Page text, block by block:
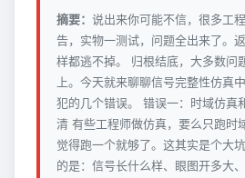
摘要： 说出来你可能不信，很多工
告，实物一测试，问题全出来了。
样都逃不掉。 归根结底，大多数问
上。今天就来聊聊信号完整性仿真
犯的几个错误。 错误一：时域仿真
清 有些工程师做仿真，要么只跑时
觉得跑一个就够了。这其实是个大
的是：信号长什么样、眼图开多大